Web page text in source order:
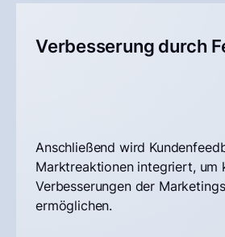
Verbesserung durch
Anschließend wird
Marktreaktionen integriert, um
Verbesserungen der
ermöglichen.